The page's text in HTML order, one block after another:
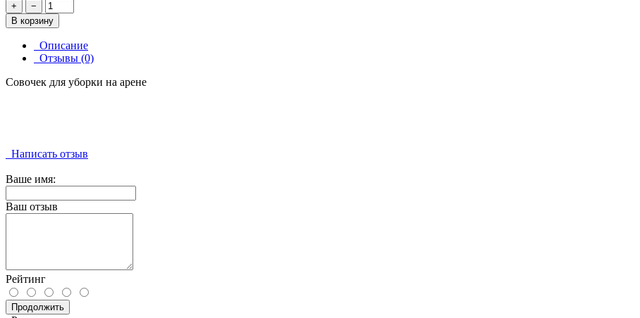
+
−
В корзину
Описание
Отзывы (0)
Совочек для уборки на арене
Написать отзыв
Ваше имя:
Ваш отзыв
Рейтинг
Продолжить